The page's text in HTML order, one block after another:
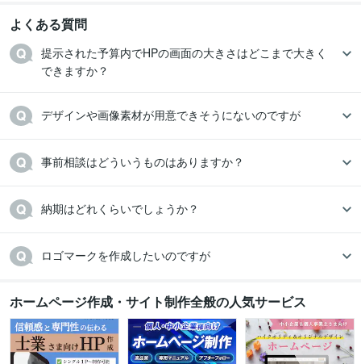
よくある質問
提示された予算内でHPの画面の大きさはどこまで大きく
できますか？
デザインや画像素材が用意できそうにないのですが
事前相談はどういうものはありますか？
納期はどれくらいでしょうか？
ロゴマークを作成したいのですが
ホームページ作成・サイト制作全般の人気サービス